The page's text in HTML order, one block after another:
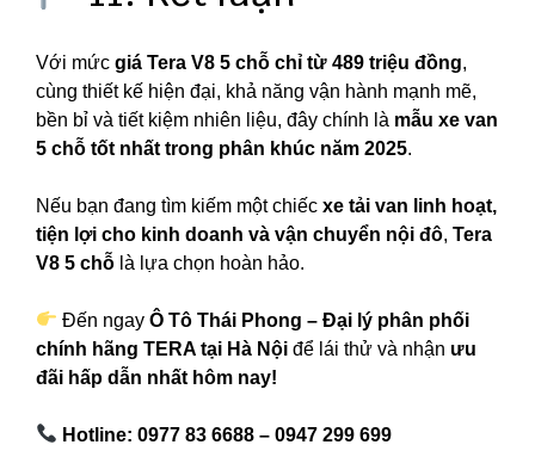
Với mức giá Tera V8 5 chỗ chỉ từ 489 triệu đồng,
cùng thiết kế hiện đại, khả năng vận hành mạnh mẽ,
bền bỉ và tiết kiệm nhiên liệu, đây chính là mẫu xe van
5 chỗ tốt nhất trong phân khúc năm 2025.
Nếu bạn đang tìm kiếm một chiếc xe tải van linh hoạt,
tiện lợi cho kinh doanh và vận chuyển nội đô, Tera
V8 5 chỗ là lựa chọn hoàn hảo.
Đến ngayÔ Tô Thái Phong – Đại lý phân phối
chính hãng TERA tại Hà Nội để lái thử và nhận ưu
đãi hấp dẫn nhất hôm nay!
Hotline: 0977 83 6688 – 0947 299 699